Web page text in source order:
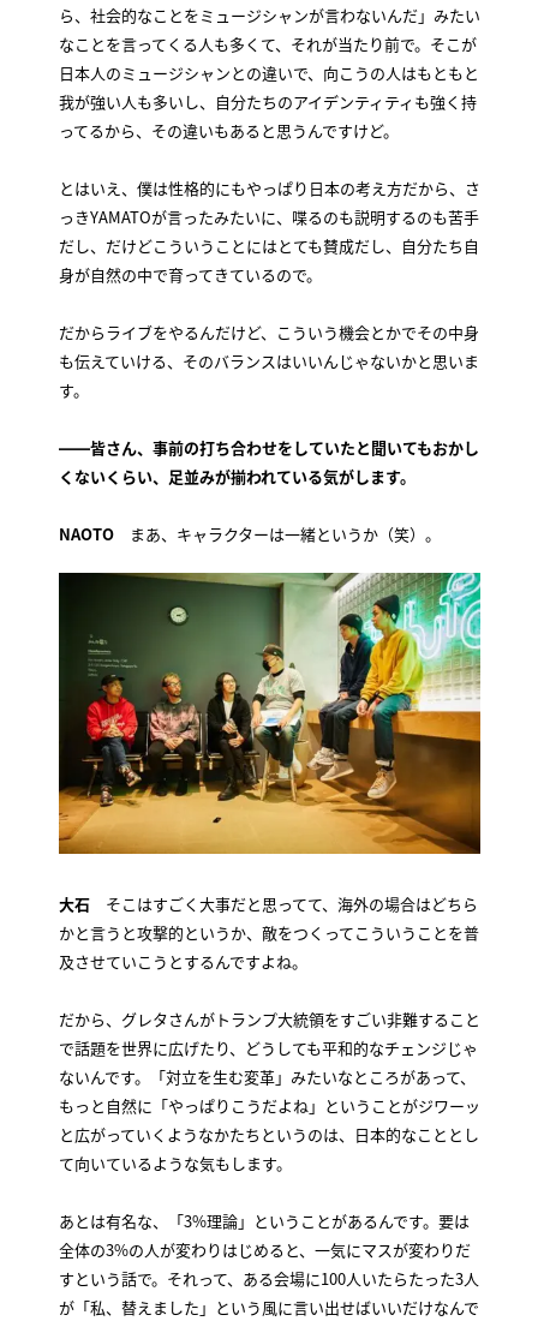
ら、社会的なことをミュージシャンが言わないんだ」みたい
なことを言ってくる人も多くて、それが当たり前で。そこが
日本人のミュージシャンとの違いで、向こうの人はもともと
我が強い人も多いし、自分たちのアイデンティティも強く持
ってるから、その違いもあると思うんですけど。
とはいえ、僕は性格的にもやっぱり日本の考え方だから、さ
っきYAMATOが言ったみたいに、喋るのも説明するのも苦手
だし、だけどこういうことにはとても賛成だし、自分たち自
身が自然の中で育ってきているので。
だからライブをやるんだけど、こういう機会とかでその中身
も伝えていける、そのバランスはいいんじゃないかと思いま
す。
――皆さん、事前の打ち合わせをしていたと聞いてもおかし
くないくらい、足並みが揃われている気がします。
NAOTOまあ、キャラクターは一緒というか（笑）。
大石そこはすごく大事だと思ってて、海外の場合はどちら
かと言うと攻撃的というか、敵をつくってこういうことを普
及させていこうとするんですよね。
だから、グレタさんがトランプ大統領をすごい非難すること
で話題を世界に広げたり、どうしても平和的なチェンジじゃ
ないんです。「対立を生む変革」みたいなところがあって、
もっと自然に「やっぱりこうだよね」ということがジワーッ
と広がっていくようなかたちというのは、日本的なこととし
て向いているような気もします。
あとは有名な、「3%理論」ということがあるんです。要は
全体の3%の人が変わりはじめると、一気にマスが変わりだ
すという話で。それって、ある会場に100人いたらたった3人
が「私、替えました」という風に言い出せばいいだけなんで